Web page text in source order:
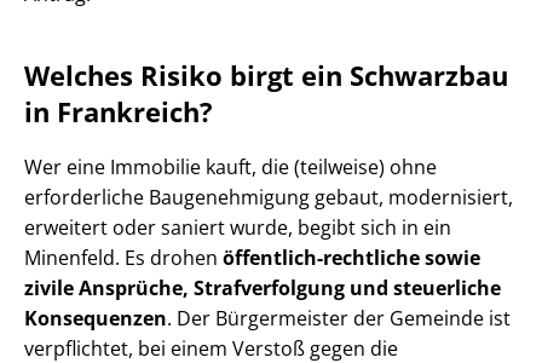
Welches Risiko birgt ein Schwarzbau
in Frankreich?
Wer eine Immobilie kauft, die (teilweise) ohne
erforderliche Baugenehmigung gebaut, modernisiert,
erweitert oder saniert wurde, begibt sich in ein
Minenfeld. Es drohen öffentlich-rechtliche sowie
zivile Ansprüche, Strafverfolgung und steuerliche
Konsequenzen. Der Bürgermeister der Gemeinde ist
verpflichtet, bei einem Verstoß gegen die